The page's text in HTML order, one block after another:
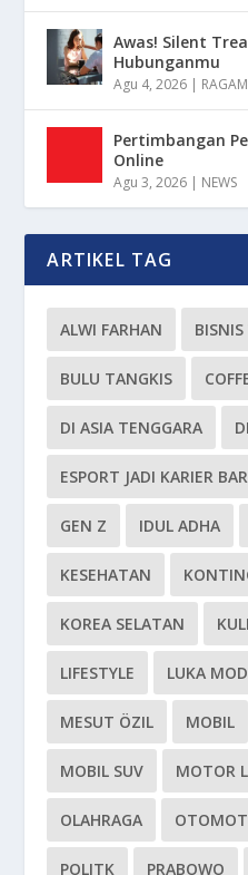
Awas! Silent
Hubunganmu
Agu 4, 2026 | RAGAM
Pertimbangan
Online
Agu 3, 2026 | NEWS
ARTIKEL TAG
ALWI FARHAN
BULU TANGKIS
DI ASIA TENGGARA
ESPORT JADI KARIER
GEN Z IDUL ADHA
KESEHATAN
KOREA SELATAN
LIFESTYLE LUKA
MESUT ÖZIL MOBIL
MOBIL SUV MOTOR
OLAHRAGA
POLITK PRABOWO